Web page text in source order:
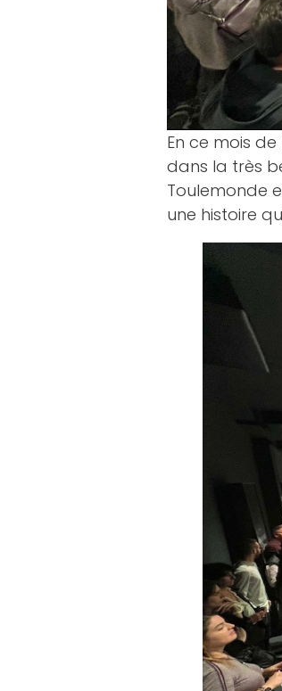
En ce mois
dans la très
Toulemonde
une histoire